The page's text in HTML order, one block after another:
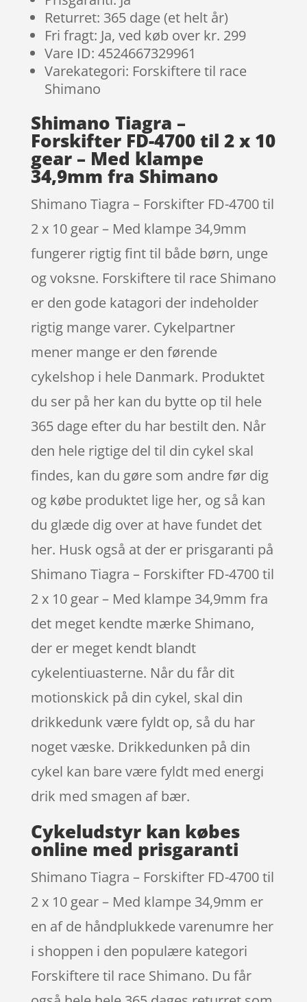
Returret: 365 dage (et helt år)
Fri fragt: Ja, ved køb over kr. 299
Vare ID: 4524667329961
Varekategori: Forskiftere til race
Shimano
Shimano Tiagra –
Forskifter FD-4700 til 2 x 10
gear – Med klampe
34,9mm fra Shimano
Shimano Tiagra – Forskifter FD-4700 til
2 x 10 gear – Med klampe 34,9mm
fungerer rigtig fint til både børn, unge
og voksne. Forskiftere til race Shimano
er den gode katagori der indeholder
rigtig mange varer. Cykelpartner
mener mange er den førende
cykelshop i hele Danmark. Produktet
du ser på her kan du bytte op til hele
365 dage efter du har bestilt den. Når
den hele rigtige del til din cykel skal
findes, kan du gøre som andre før dig
og købe produktet lige her, og så kan
du glæde dig over at have fundet det
her. Husk også at der er prisgaranti på
Shimano Tiagra – Forskifter FD-4700 til
2 x 10 gear – Med klampe 34,9mm fra
det meget kendte mærke Shimano,
der er meget kendt blandt
cykelentiuasterne. Når du får dit
motionskick på din cykel, skal din
drikkedunk være fyldt op, så du har
noget væske. Drikkedunken på din
cykel kan bare være fyldt med energi
drik med smagen af bær.
Cykeludstyr kan købes
online med prisgaranti
Shimano Tiagra – Forskifter FD-4700 til
2 x 10 gear – Med klampe 34,9mm er
en af de håndplukkede varenumre her
i shoppen i den populære kategori
Forskiftere til race Shimano. Du får